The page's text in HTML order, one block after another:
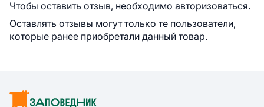
Чтобы оставить отзыв, необходимо авторизоваться.
Оставлять отзывы могут только те пользователи,
которые ранее приобретали данный товар.